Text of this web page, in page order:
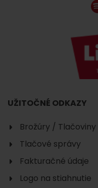
UŽITOČNÉ ODKAZY
Brožúry / Tlačoviny
Tlačové správy
Fakturačné údaje
Logo na stiahnutie